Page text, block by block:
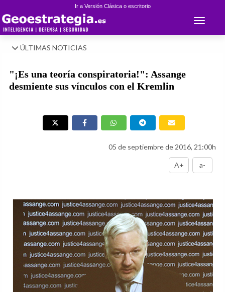
Ir a Versión Clásica o escritorio
Toggle
ÚLTIMAS NOTICIAS
"¡Es una teoría conspiratoria!": Assange
desmiente sus vínculos con el Kremlin
05 de septiembre de 2016, 21:00h
A+ a-